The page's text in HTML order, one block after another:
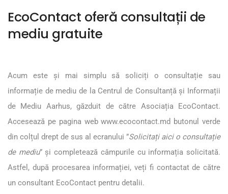
EcoContact oferă consultații de
mediu gratuite
Acum este și mai simplu să soliciți o consultație sau
informație de mediu de la Centrul de Consultanță și Informații
de Mediu Aarhus, găzduit de către Asociația EcoContact.
Accesează pe pagina webwww.ecocontact.md butonul verde
din colțul drept de sus al ecranului ”Solicitați aici o consultație
de mediu” și completează câmpurile cu informația solicitată.
Astfel, după procesarea informației, veți fi contactat de către
un consultant EcoContact pentru detalii.